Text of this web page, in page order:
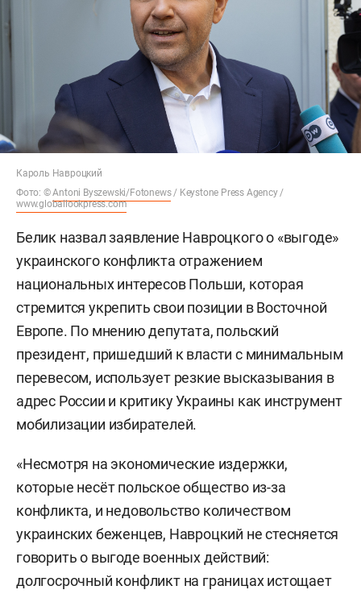
Кароль Навроцкий
Фото: ©Antoni Byszewski/Fotonews/ Keystone Press Agency /
www.globallookpress.com
Белик назвал заявление Навроцкого о «выгоде»
украинского конфликта отражением
национальных интересов Польши, которая
стремится укрепить свои позиции в Восточной
Европе. По мнению депутата, польский
президент, пришедший к власти с минимальным
перевесом, использует резкие высказывания в
адрес России и критику Украины как инструмент
мобилизации избирателей.
«Несмотря на экономические издержки,
которые несёт польское общество из-за
конфликта, и недовольство количеством
украинских беженцев, Навроцкий не стесняется
говорить о выгоде военных действий:
долгосрочный конфликт на границах истощает